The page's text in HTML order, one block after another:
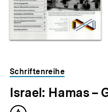
Schriftenreihe
Israel: Hamas –